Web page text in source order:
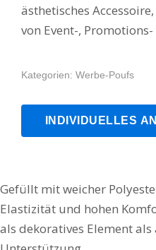
ästhetisches
von Event-,
Kategorien: Werbe-Poufs
INDIVIDUELLES
Gefüllt mit weicher
Elastizität und hohen
als dekoratives Element